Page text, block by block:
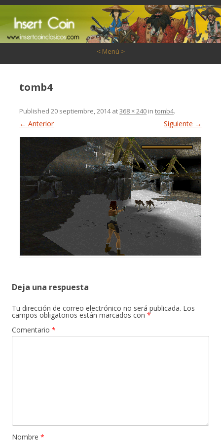
< Menú >
tomb4
Published20 septiembre, 2014at368 × 240 intomb4.
← Anterior Siguiente →
Deja una respuesta
Tu dirección de correo electrónico no será publicada. Los
campos obligatorios están marcados con *
Comentario *
Nombre *